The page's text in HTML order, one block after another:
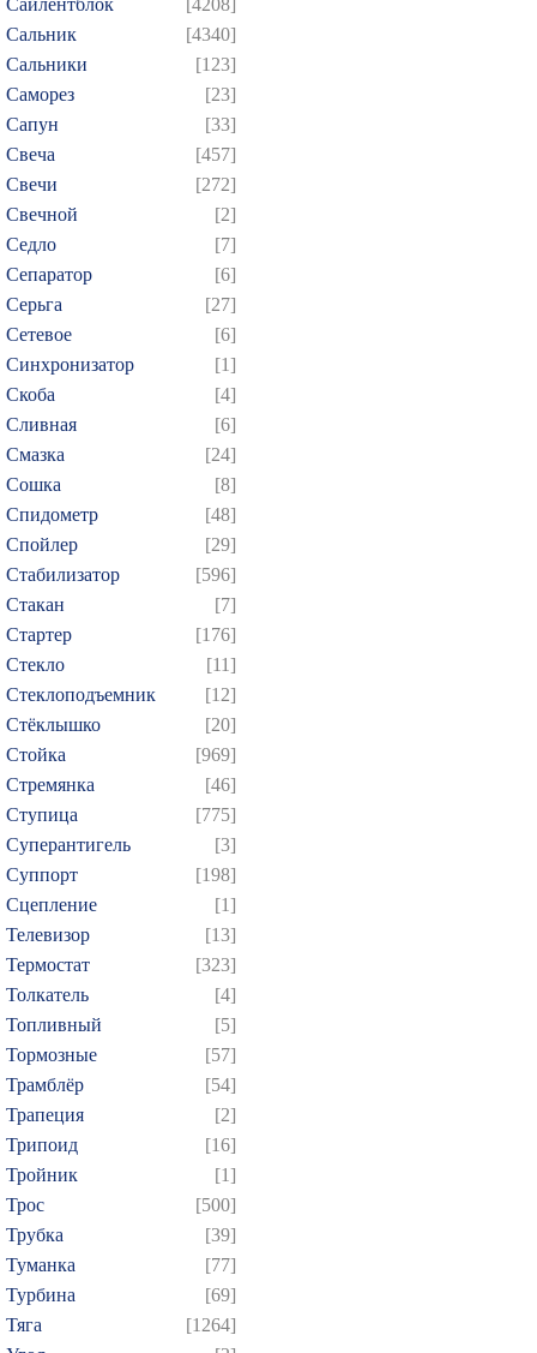
Сайлентблок
[4208]
Сальник
[4340]
Сальники
[123]
Саморез
[23]
Сапун
[33]
Свеча
[457]
Свечи
[272]
Свечной
[2]
Седло
[7]
Сепаратор
[6]
Серьга
[27]
Сетевое
[6]
Синхронизатор
[1]
Скоба
[4]
Сливная
[6]
Смазка
[24]
Сошка
[8]
Спидометр
[48]
Спойлер
[29]
Стабилизатор
[596]
Стакан
[7]
Стартер
[176]
Стекло
[11]
Стеклоподъемник
[12]
Стёклышко
[20]
Стойка
[969]
Стремянка
[46]
Ступица
[775]
Суперантигель
[3]
Суппорт
[198]
Сцепление
[1]
Телевизор
[13]
Термостат
[323]
Толкатель
[4]
Топливный
[5]
Тормозные
[57]
Трамблёр
[54]
Трапеция
[2]
Трипоид
[16]
Тройник
[1]
Трос
[500]
Трубка
[39]
Туманка
[77]
Турбина
[69]
Тяга
[1264]